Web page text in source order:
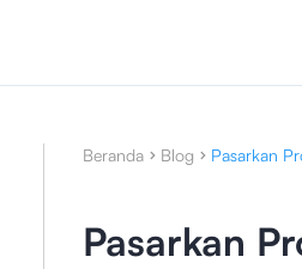
Beranda Blog Pasarkan
Pasarkan